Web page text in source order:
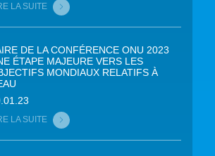
LA SUITE
DE LA CONFÉRENCE ONU 2023
ÉTAPE MAJEURE VERS LES
MONDIAUX RELATIFS À
LA SUITE